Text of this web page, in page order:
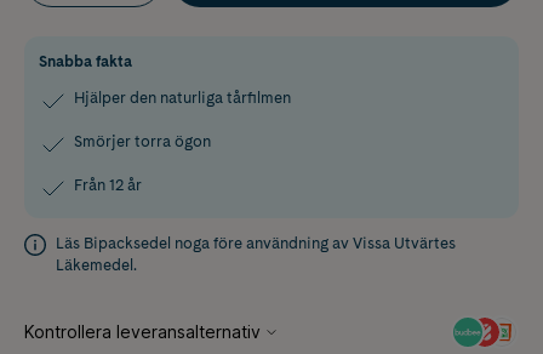
Snabba fakta
Hjälper den naturliga tårfilmen
Smörjer torra ögon
Från 12 år
Läs Bipacksedel noga före användning av Vissa Utvärtes
Läkemedel.